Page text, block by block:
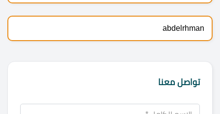
abdelrhman
تواصل معنا